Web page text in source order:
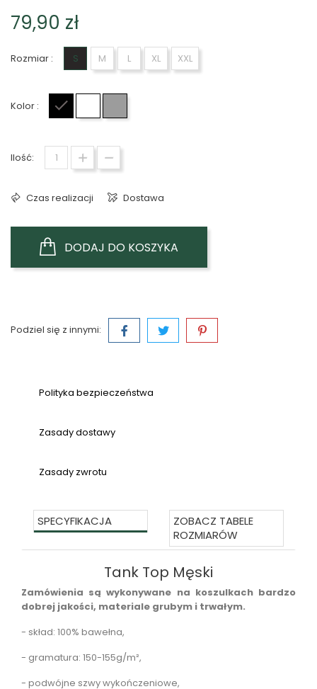
79,90 zł
Rozmiar : S M L XL XXL
Kolor :
Ilość:
Czas realizacji Dostawa
DODAJ DO KOSZYKA
Podziel się z innymi:
Polityka bezpieczeństwa
Zasady dostawy
Zasady zwrotu
SPECYFIKACJA
ZOBACZ TABELE
ROZMIARÓW
Tank Top Męski
Zamówienia są wykonywane na koszulkach bardzo
dobrej jakości, materiale grubym i trwałym.
- skład: 100% bawełna,
- gramatura: 150-155g/m²,
- podwójne szwy wykończeniowe,